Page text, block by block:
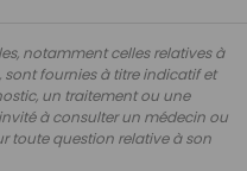
notamment celles relatives à
fournies à titre indicatif et
un traitement ou une
à consulter un médecin ou
toute question relative à son